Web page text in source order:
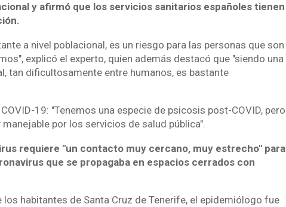
y afirmó que los servicios sanitarios españoles tienen
a nivel poblacional, es un riesgo para las personas que son
explicó el experto, quien además destacó que "siendo una
tan dificultosamente entre humanos, es bastante
19: "Tenemos una especie de psicosis post-COVID, pero
por los servicios de salud pública".
requiere "un contacto muy cercano, muy estrecho" para
que se propagaba en espacios cerrados con
habitantes de Santa Cruz de Tenerife, el epidemiólogo fue